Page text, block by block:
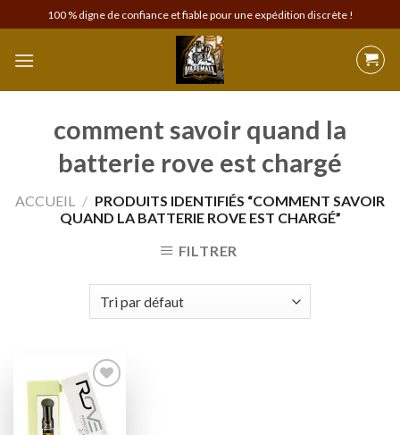
to
content
100 % digne de confiance et fiable pour une expédition discrète !
comment savoir quand la
batterie rove est chargé
ACCUEIL / PRODUITS IDENTIFIÉS “COMMENT SAVOIR
QUAND LA BATTERIE ROVE EST CHARGÉ”
FILTRER
Add to